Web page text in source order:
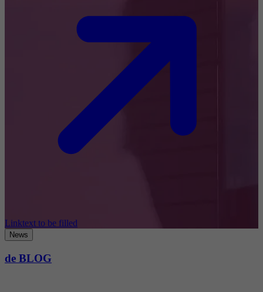
Linktext to be filled
News
de BLOG